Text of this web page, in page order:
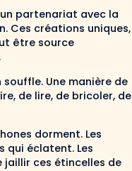
partenariat avec la
Ces créations uniques,
être source
Une manière de
de lire, de bricoler, de
dorment. Les
qui éclatent. Les
jaillir ces étincelles de